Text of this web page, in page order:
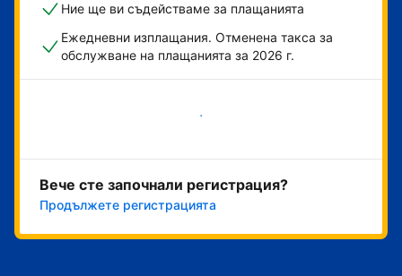
Ние ще ви съдействаме за плащанията
Ежедневни изплащания. Отменена такса за
обслужване на плащанията за 2026 г.
Начало
Вече сте започнали регистрация?
Продължете регистрацията